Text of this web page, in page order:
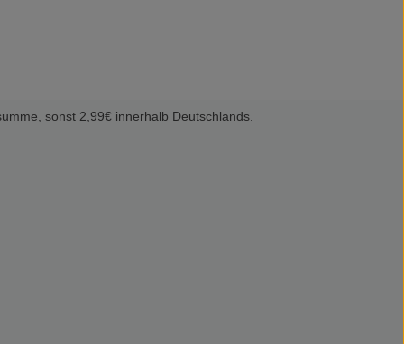
sonst 2,99€ innerhalb Deutschlands.